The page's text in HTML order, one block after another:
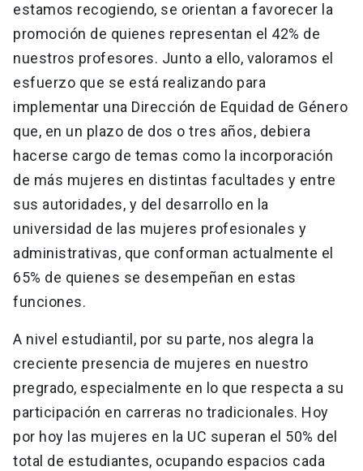
estamos recogiendo, se orientan a favorecer la
promoción de quienes representan el 42% de
nuestros profesores. Junto a ello, valoramos el
esfuerzo que se está realizando para
implementar una Dirección de Equidad de Género
que, en un plazo de dos o tres años, debiera
hacerse cargo de temas como la incorporación
de más mujeres en distintas facultades y entre
sus autoridades, y del desarrollo en la
universidad de las mujeres profesionales y
administrativas, que conforman actualmente el
65% de quienes se desempeñan en estas
funciones.
A nivel estudiantil, por su parte, nos alegra la
creciente presencia de mujeres en nuestro
pregrado, especialmente en lo que respecta a su
participación en carreras no tradicionales. Hoy
por hoy las mujeres en la UC superan el 50% del
total de estudiantes, ocupando espacios cada